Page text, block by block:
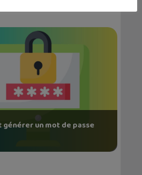
générer un mot de passe